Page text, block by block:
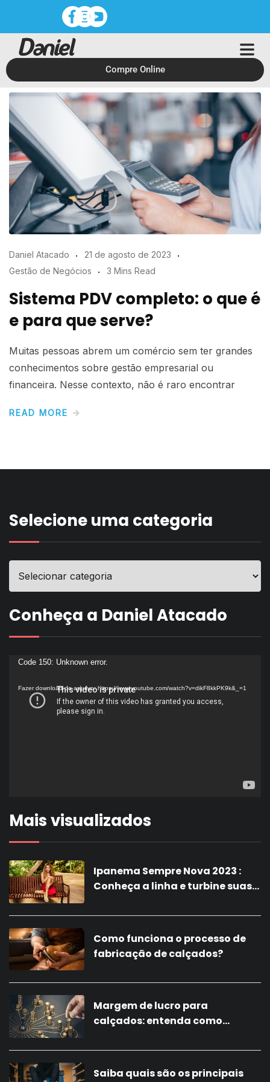
Compre Online
Daniel Atacado
21 de agosto de 2023
Gestão de Negócios
3 Mins Read
Sistema PDV completo: o que é
e para que serve?
Muitas pessoas abrem um comércio sem ter grandes
conhecimentos sobre gestão empresarial ou
financeira. Nesse contexto, não é raro encontrar
READ MORE
Selecione uma categoria
Conheça a Daniel Atacado
Tocador
vídeo
Code 150: Unknown error.
Fazer download do arquivo: https://www.youtube.com/watch?v=dikF8kkPK9k&_=1
Mais visualizados
Ipanema Sempre Nova 2023 :
Conheça a linha e turbine suas
Como funciona o processo de
fabricação de calçados?
Margem de lucro para
calçados: entenda como
Saiba quais são os principais